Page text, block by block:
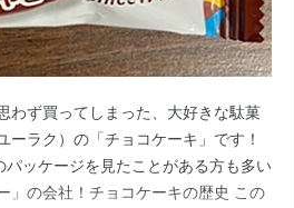
わず買ってしまった、大好きな駄菓
ラク）の「チョコケーキ」です！
ッケージを見たことがある方も多い
」の会社！チョコケーキの歴史 この